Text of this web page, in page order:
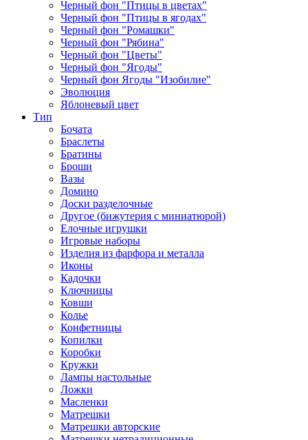
Черный фон "Птицы в цветах"
Черный фон "Птицы в ягодах"
Черный фон "Ромашки"
Черный фон "Рябина"
Черный фон "Цветы"
Черный фон "Ягоды"
Черный фон Ягоды "Изобилие"
Эволюция
Яблоневый цвет
Тип
Бочата
Браслеты
Братины
Броши
Вазы
Домино
Доски разделочные
Другое (бижутерия с миниатюрой)
Елочные игрушки
Игровые наборы
Изделия из фарфора и металла
Иконы
Кадочки
Ключницы
Ковши
Колье
Конфетницы
Копилки
Коробки
Кружки
Лампы настольные
Ложки
Масленки
Матрешки
Матрешки авторские